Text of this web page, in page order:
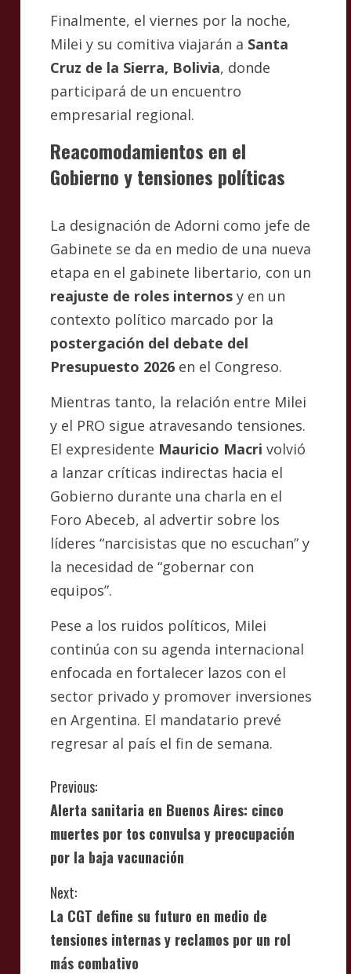
Finalmente, el viernes por la noche,
Milei y su comitiva viajarán a Santa
Cruz de la Sierra, Bolivia, donde
participará de un encuentro
empresarial regional.
Reacomodamientos en el
Gobierno y tensiones políticas
La designación de Adorni como jefe de
Gabinete se da en medio de una nueva
etapa en el gabinete libertario, con un
reajuste de roles internos y en un
contexto político marcado por la
postergación del debate del
Presupuesto 2026 en el Congreso.
Mientras tanto, la relación entre Milei
y el PRO sigue atravesando tensiones.
El expresidente Mauricio Macri volvió
a lanzar críticas indirectas hacia el
Gobierno durante una charla en el
Foro Abeceb, al advertir sobre los
líderes “narcisistas que no escuchan” y
la necesidad de “gobernar con
equipos”.
Pese a los ruidos políticos, Milei
continúa con su agenda internacional
enfocada en fortalecer lazos con el
sector privado y promover inversiones
en Argentina. El mandatario prevé
regresar al país el fin de semana.
C
o
n
t
i
n
Previous:
Alerta sanitaria en Buenos Aires: cinco
muertes por tos convulsa y preocupación
por la baja vacunación
Next:
La CGT define su futuro en medio de
tensiones internas y reclamos por un rol
más combativo